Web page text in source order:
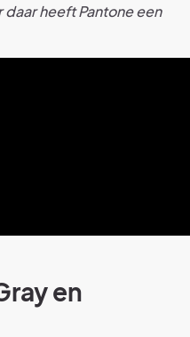
heeft Pantone een
en